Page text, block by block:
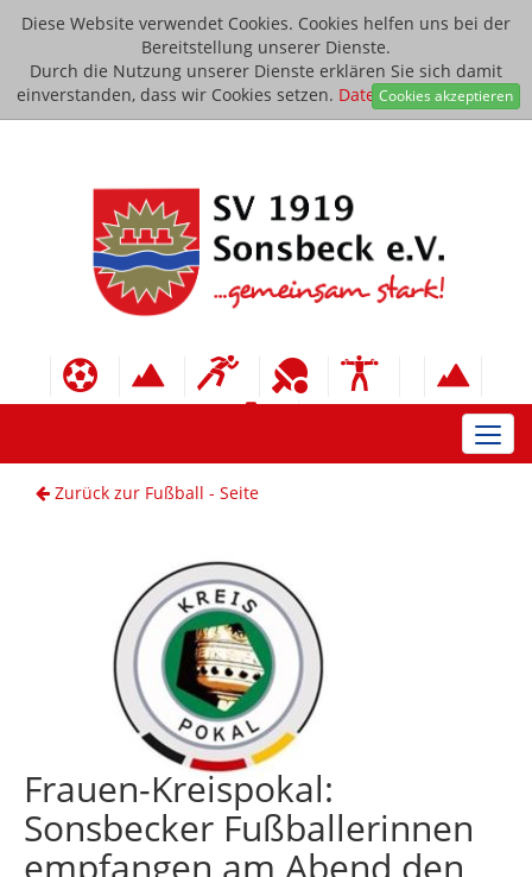
Diese Website verwendet Cookies. Cookies helfen uns bei der
Bereitstellung unserer Dienste.
Durch die Nutzung unserer Dienste erklären Sie sich damit
einverstanden, dass wir Cookies setzen. Datenschutzerklärung
Cookies akzeptieren
Zurück zur Fußball - Seite
Frauen-Kreispokal:
Sonsbecker Fußballerinnen
empfangen am Abend den